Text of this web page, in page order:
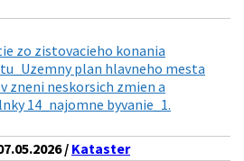
zo zistovacieho konania
plan hlavneho mesta
zneni neskorsich zmien a
14_najomne byvanie_1.
/ Kataster